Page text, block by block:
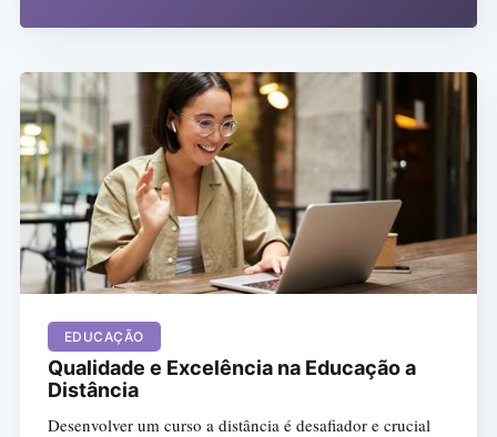
EDUCAÇÃO
Qualidade e Excelência na Educação a
Distância
Desenvolver um curso a distância é desafiador e crucial